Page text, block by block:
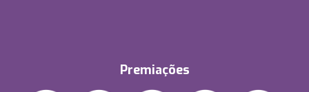
Premiações